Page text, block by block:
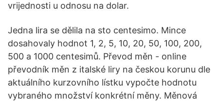
vrijednosti u odnosu na dolar.
Jedna lira se dělila na sto centesimo. Mince
dosahovaly hodnot 1, 2, 5, 10, 20, 50, 100, 200,
500 a 1000 centesimů. Převod měn - online
převodník měn z italské liry na českou korunu dle
aktuálního kurzovního lístku vypočte hodnotu
vybraného množství konkrétní měny. Měnová